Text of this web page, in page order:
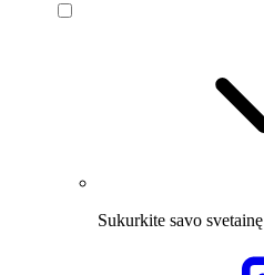
Sukurkite savo svetainę